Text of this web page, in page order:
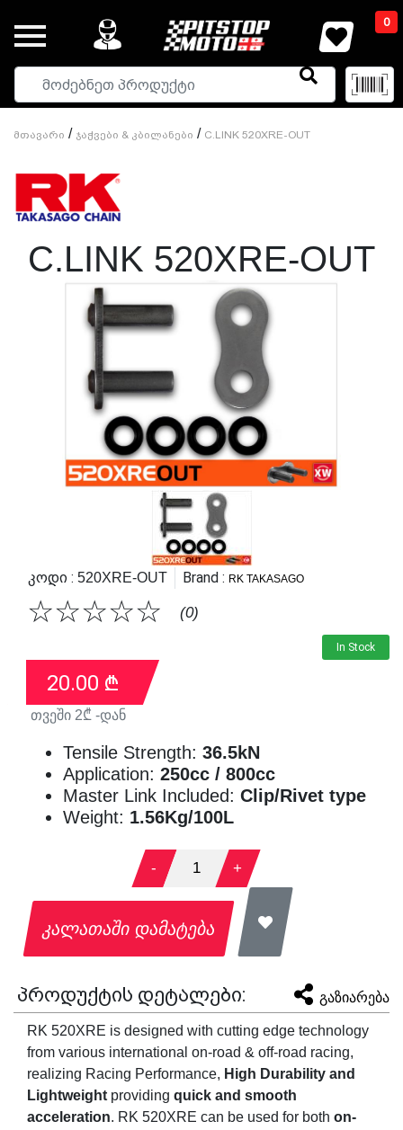
0
Მთავარი / Ჯაჭვები & Კბილანები / C.LINK 520XRE-OUT
C.LINK 520XRE-OUT
Კოდი : 520XRE-OUT Brand : RK TAKASAGO
☆
☆
☆
☆
☆ (0)
In Stock
20.00 ₾
თვეში 2₾ -დან
Tensile Strength: 36.5kN
Application: 250cc / 800cc
Master Link Included: Clip/Rivet type
Weight: 1.56Kg/100L
- 1 +
კალათაში დამატება
პროდუქტის დეტალები: გაზიარება
RK 520XRE is designed with cutting edge technology
from various international on-road & off-road racing,
realizing Racing Performance, High Durability and
Lightweight providing quick and smooth
acceleration. RK 520XRE can be used for both on-